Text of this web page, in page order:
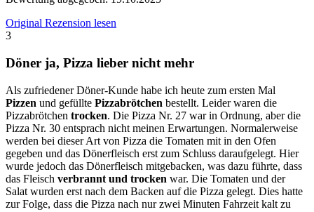
Original Rezension lesen
3
Döner ja, Pizza lieber nicht mehr
Als zufriedener Döner-Kunde habe ich heute zum ersten Mal
Pizzen und gefüllte Pizzabrötchen bestellt. Leider waren die
Pizzabrötchen trocken. Die Pizza Nr. 27 war in Ordnung, aber die
Pizza Nr. 30 entsprach nicht meinen Erwartungen. Normalerweise
werden bei dieser Art von Pizza die Tomaten mit in den Ofen
gegeben und das Dönerfleisch erst zum Schluss daraufgelegt. Hier
wurde jedoch das Dönerfleisch mitgebacken, was dazu führte, dass
das Fleisch verbrannt und trocken war. Die Tomaten und der
Salat wurden erst nach dem Backen auf die Pizza gelegt. Dies hatte
zur Folge, dass die Pizza nach nur zwei Minuten Fahrzeit kalt zu